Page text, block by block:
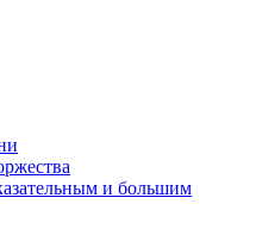
и большим